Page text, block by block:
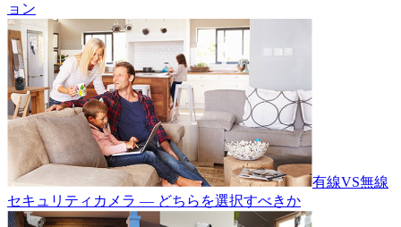
ョン
有線VS無線
セキュリティカメラ — どちらを選択すべきか